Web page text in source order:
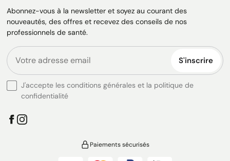
Abonnez-vous à la newsletter et soyez au courant des
nouveautés, des offres et recevez des conseils de nos
professionnels de santé.
S'inscrire
J'accepte les conditions générales et la politique de
confidentialité
Paiements sécurisés